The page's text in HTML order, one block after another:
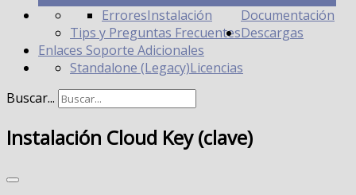
Documentación
Instalación
Errores
Tips y Preguntas FrecuentesDescargas
Enlaces Soporte Adicionales
Licencias
Standalone (Legacy)
Buscar...
Instalación Cloud Key (clave)